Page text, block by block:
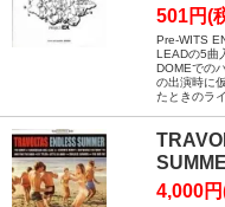
501円(
Pre-WITS
LEADの5曲
DOMEでの
の出演時に
たときのラ
4,000